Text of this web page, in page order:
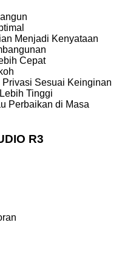
Menjadi Kenyataan
Cepat
Sesuai Keinginan
Tinggi
Perbaikan di Masa
R3